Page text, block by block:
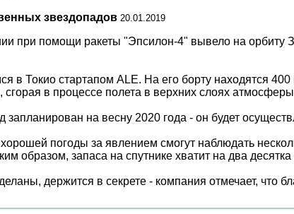
звездопадов 20.01.2019
при помощи ракеты "Эпсилон-4" вывело на орбиту
в Токио стартапом ALE. На его борту находятся
в процессе полета в верхних слоях
запланирован на весну 2020 года - он будет
погоды за явлением смогут наблюдать
образом, запаса на спутнике хватит на два десятка
держится в секрете - компания отмечает, что